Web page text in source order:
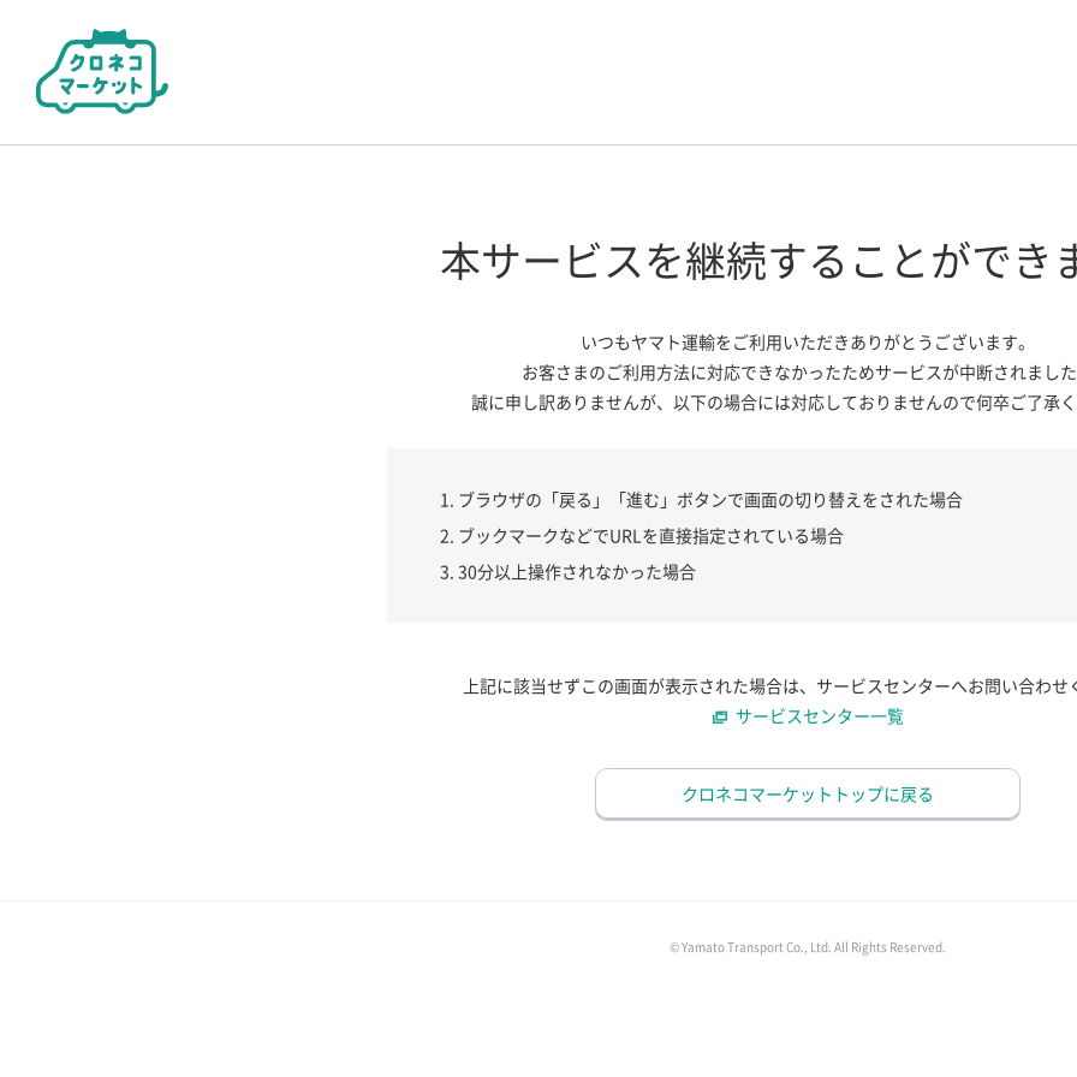
本サービスを継続する ことができ
いつもヤマト運輸をご利用いただきありがとうございます。
お客さまのご利用方法に対応できなかったためサービスが中断されました
誠に申し訳ありませんが、 以下の場合には対応しておりませんので何卒ご了承く
ブラウザの「戻る」「進む」ボタンで画面の切り替えをされた場合
ブックマークなどでURLを直接指定されている場合
30分以上操作されなかった場合
上記に該当せずこの画面が表示された場合は、サービスセンターへお問い合わせ
サービスセンター一覧
クロネコマーケットトップに戻る
© Yamato Transport Co., Ltd. All Rights Reserved.